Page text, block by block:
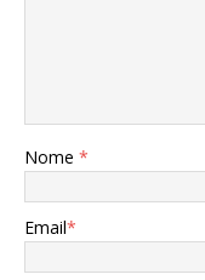
Nome *
Email*